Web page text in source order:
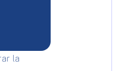
la